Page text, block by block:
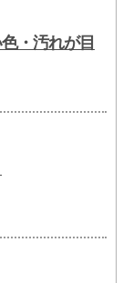
・汚れが目